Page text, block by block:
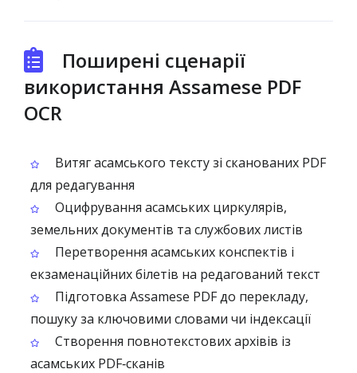
Поширені сценарії
використання Assamese PDF
OCR
Витяг асамського тексту зі сканованих PDF
для редагування
Оцифрування асамських циркулярів,
земельних документів та службових листів
Перетворення асамських конспектів і
екзаменаційних білетів на редагований текст
Підготовка Assamese PDF до перекладу,
пошуку за ключовими словами чи індексації
Створення повнотекстових архівів із
асамських PDF‑сканів